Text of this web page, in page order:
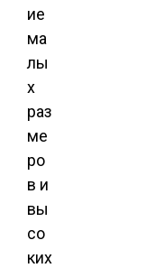
ие
ма
лы
х
раз
ме
ро
в и
вы
со
ких